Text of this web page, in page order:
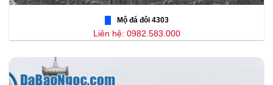
Mộ đá đôi 4303
Liên hệ: 0982.583.000